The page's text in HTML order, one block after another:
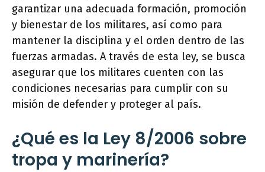
garantizar una adecuada formación, promoción
y bienestar de los militares, así como para
mantener la disciplina y el orden dentro de las
fuerzas armadas. A través de esta ley, se busca
asegurar que los militares cuenten con las
condiciones necesarias para cumplir con su
misión de defender y proteger al país.
¿Qué es la Ley 8/2006 sobre
tropa y marinería?